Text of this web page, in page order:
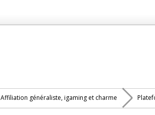
Affiliation généraliste, igaming et charme